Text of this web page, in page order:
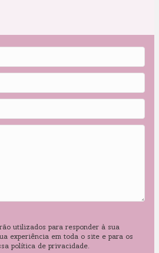
utilizados para responder à sua
experiência em toda o site e para os
política de privacidade.